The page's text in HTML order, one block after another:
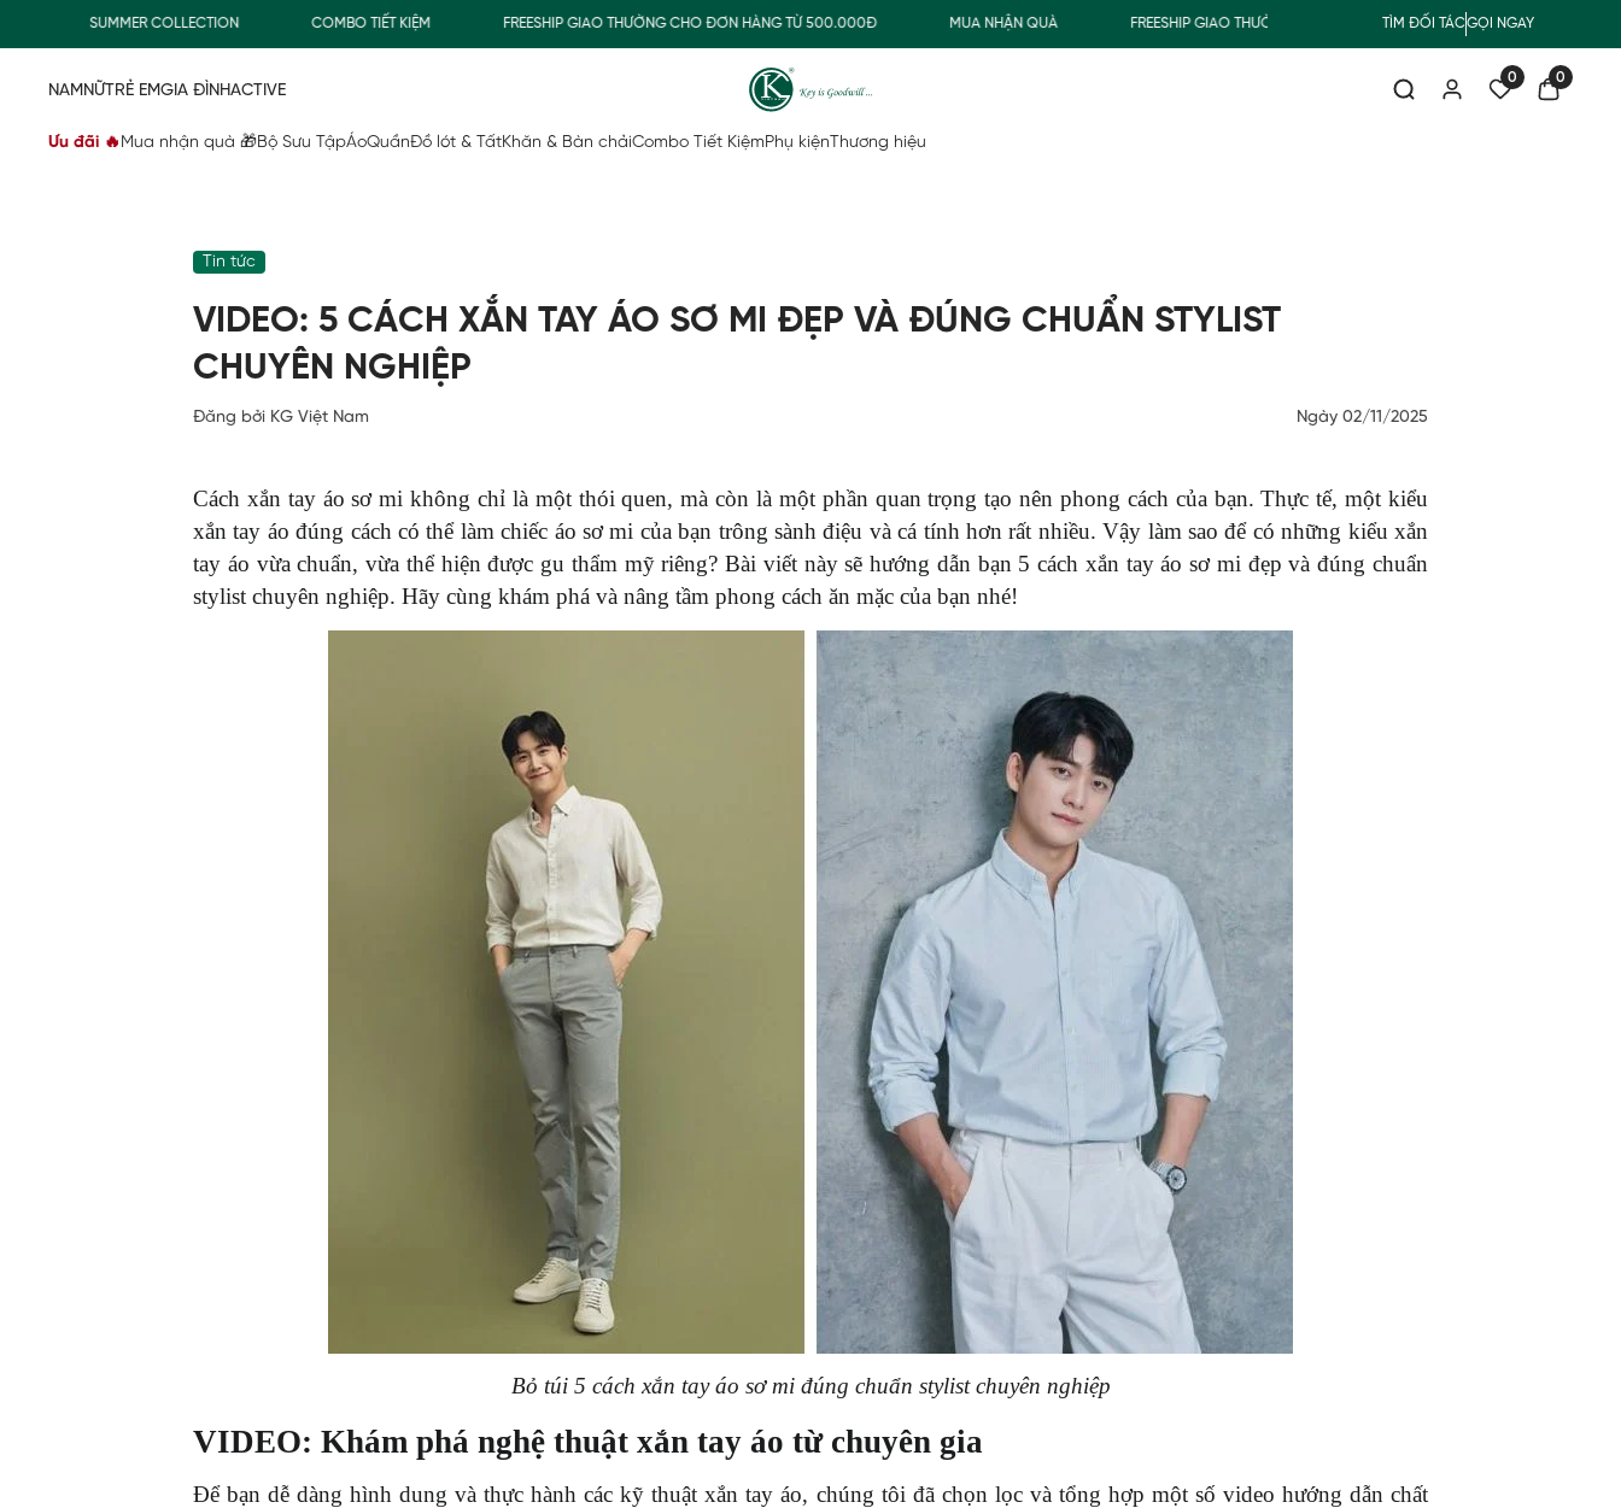
SUMMER COLLECTION COMBO TIẾT KIỆM FREESHIP GIAO THƯỜNG CHO ĐƠN HÀNG TỪ 500.000Đ MUA NHẬN QUÀ FREESHIP GIAO THƯỜNG CHO ĐƠN HÀNG TỪ 500.000Đ SUMMER
TÌM ĐỐI TÁCGỌI NGAY
0 0
NAMNỮTRẺ EMGIA ĐÌNHACTIVE
Ưu đãi 🔥 Mua nhận quà 🎁Bộ Sưu TậpÁoQuầnĐồ lót & TấtKhăn & Bàn chảiCombo Tiết KiệmPhụ kiện Thương hiệu
Tin tức
VIDEO: 5 CÁCH XẮN TAY ÁO SƠ MI ĐẸP VÀ ĐÚNG CHUẨN STYLIST
CHUYÊN NGHIỆP
Đăng bởi KG Việt Nam Ngày 02/11/2025
Cách xắn tay áo sơ mi không chỉ là một thói quen, mà còn là một phần quan trọng tạo nên phong cách của bạn. Thực tế, một kiểu
xắn tay áo đúng cách có thể làm chiếc áo sơ mi của bạn trông sành điệu và cá tính hơn rất nhiều. Vậy làm sao để có những kiểu xắn
tay áo vừa chuẩn, vừa thể hiện được gu thẩm mỹ riêng? Bài viết này sẽ hướng dẫn bạn 5 cách xắn tay áo sơ mi đẹp và đúng chuẩn
stylist chuyên nghiệp. Hãy cùng khám phá và nâng tầm phong cách ăn mặc của bạn nhé!
Bỏ túi 5 cách xắn tay áo sơ mi đúng chuẩn stylist chuyên nghiệp
VIDEO: Khám phá nghệ thuật xắn tay áo từ chuyên gia
Để bạn dễ dàng hình dung và thực hành các kỹ thuật xắn tay áo, chúng tôi đã chọn lọc và tổng hợp một số video hướng dẫn chất